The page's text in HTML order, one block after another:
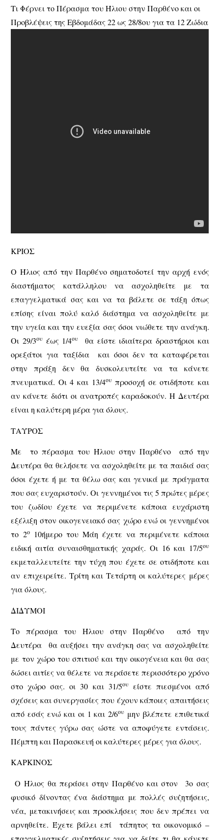
Τι Φέρνει το Πέρασμα του Ήλιου στην Παρθένο και οι
Προβλέψεις της Εβδομάδας 22 ως 28/8ου για τα 12 Ζώδια
ΚΡΙΟΣ
Ο Ήλιος από την Παρθένο σηματοδοτεί την αρχή ενός
διαστήματος κατάλληλου να ασχοληθείτε με τα
επαγγελματικά σας και να τα βάλετε σε τάξη όπως
επίσης είναι πολύ καλό διάστημα να ασχοληθείτε με
την υγεία και την ευεξία σας όσοι νιώθετε την ανάγκη.
Οι 29/3ουέως 1/4ου
θα είστε ιδιαίτερα δραστήριοι και
ορεξάτοι για ταξίδια και όσοι δεν τα καταφέρεται
στην πράξη δεν θα δυσκολευτείτε να τα κάνετε
πνευματικά. Οι 4 και 13/4ουπροσοχή σε οτιδήποτε και
αν κάνετε διότι οι ανατροπές καραδοκούν. Η Δευτέρα
είναι η καλύτερη μέρα για όλους.
ΤΑΥΡΟΣ
Με το πέρασμα του Ήλιου στην Παρθένο από την
Δευτέρα θα θελήσετε να ασχοληθείτε με τα παιδιά σας
όσοι έχετε ή με τα θέλω σας και γενικά με πράγματα
που σας ευχαριστούν. Οι γεννημένοι τις 5 πρώτες μέρες
του ζωδίου έχετε να περιμένετε κάποια ευχάριστη
εξέλιξη στον οικογενειακό σας χώρο ενώ οι γεννημένοι
το 2ο10ήμερο του Μάη έχετε να περιμένετε κάποια
ειδική αιτία συναισθηματικής χαράς. Οι 16 και 17/5ου
εκμεταλλευτείτε την τύχη που έχετε σε οτιδήποτε και
αν επιχειρείτε. Τρίτη και Τετάρτη οι καλύτερες μέρες
για όλους.
ΔΙΔΥΜΟΙ
Το πέρασμα του Ήλιου στην Παρθένο από την
Δευτέρα θα αυξήσει την ανάγκη σας να ασχοληθείτε
με τον χώρο του σπιτιού και την οικογένεια και θα σας
δώσει αιτίες να θέλετε να περάσετε περισσότερο χρόνο
στο χώρο σας. οι 30 και 31/5ουείστε πιεσμένοι από
σχέσεις και συνεργασίες που έχουν κάποιες απαιτήσεις
από εσάς ενώ και οι 1 και 2/6ου μην βλέπετε επιθετικά
τους πάντες γύρω σας ώστε να αποφύγετε εντάσεις.
Πέμπτη και Παρασκευή οι καλύτερες μέρες για όλους.
ΚΑΡΚΙΝΟΣ
Ο Ήλιος θα περάσει στην Παρθένο και στον 3ο σας
φυσικό δίνοντας ένα διάστημα με πολλές συζητήσεις,
νέα, μετακινήσεις και προσκλήσεις που δεν πρέπει να
αρνηθείτε. Έχετε βάλει επί τάπητος τα οικονομικό –